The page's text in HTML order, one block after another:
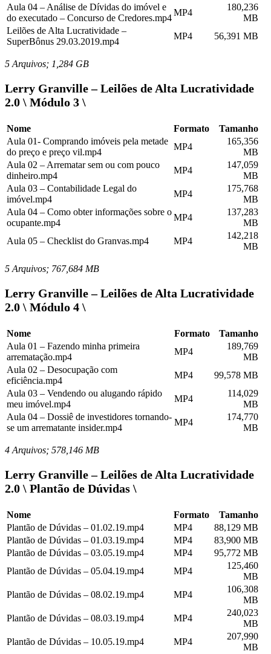
Aula 04 – Análise de Dívidas do imóvel e
do executado – Concurso de Credores.mp4
MP4
180,236
MB
Leilões de Alta Lucratividade –
SuperBônus 29.03.2019.mp4
MP4 56,391 MB
5 Arquivos; 1,284 GB
Lerry Granville – Leilões de Alta Lucratividade
2.0 \ Módulo 3 \
Nome Formato
Tamanho
Aula 01- Comprando imóveis pela metade
do preço e preço vil.mp4
MP4
165,356
MB
Aula 02 – Arrematar sem ou com pouco
dinheiro.mp4
MP4
147,059
MB
Aula 03 – Contabilidade Legal do
imóvel.mp4
MP4
175,768
MB
Aula 04 – Como obter informações sobre o
ocupante.mp4
MP4
137,283
MB
Aula 05 – Checklist do Granvas.mp4
MP4
142,218
MB
5 Arquivos; 767,684 MB
Lerry Granville – Leilões de Alta Lucratividade
2.0 \ Módulo 4 \
Nome Formato
Tamanho
Aula 01 – Fazendo minha primeira
arrematação.mp4
MP4
189,769
MB
Aula 02 – Desocupação com
eficiência.mp4
MP4
99,578 MB
Aula 03 – Vendendo ou alugando rápido
meu imóvel.mp4
MP4
114,029
MB
Aula 04 – Dossiê de investidores tornando-
se um arrematante insider.mp4
MP4
174,770
MB
4 Arquivos; 578,146 MB
Lerry Granville – Leilões de Alta Lucratividade
2.0 \ Plantão de Dúvidas \
Nome Formato
Tamanho
Plantão de Dúvidas – 01.02.19.mp4
MP4
88,129 MB
Plantão de Dúvidas – 01.03.19.mp4
MP4
83,900 MB
Plantão de Dúvidas – 03.05.19.mp4
MP4
95,772 MB
Plantão de Dúvidas – 05.04.19.mp4
MP4
125,460
MB
Plantão de Dúvidas – 08.02.19.mp4
MP4
106,308
MB
Plantão de Dúvidas – 08.03.19.mp4
MP4
240,023
MB
Plantão de Dúvidas – 10.05.19.mp4
MP4
207,990
MB